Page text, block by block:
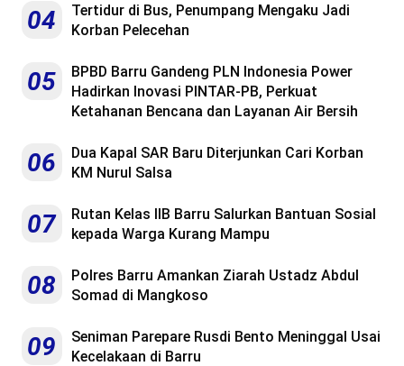
04
Tertidur di Bus, Penumpang Mengaku Jadi
Korban Pelecehan
05
BPBD Barru Gandeng PLN Indonesia Power
Hadirkan Inovasi PINTAR-PB, Perkuat
Ketahanan Bencana dan Layanan Air Bersih
06
Dua Kapal SAR Baru Diterjunkan Cari Korban
KM Nurul Salsa
07
Rutan Kelas IIB Barru Salurkan Bantuan Sosial
kepada Warga Kurang Mampu
08
Polres Barru Amankan Ziarah Ustadz Abdul
Somad di Mangkoso
09
Seniman Parepare Rusdi Bento Meninggal Usai
Kecelakaan di Barru